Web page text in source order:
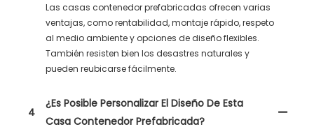
Las casas contenedor prefabricadas ofrecen varias
ventajas, como rentabilidad, montaje rápido, respeto
al medio ambiente y opciones de diseño flexibles.
También resisten bien los desastres naturales y
pueden reubicarse fácilmente.
4
¿Es Posible Personalizar El Diseño De Esta
Casa Contenedor Prefabricada?